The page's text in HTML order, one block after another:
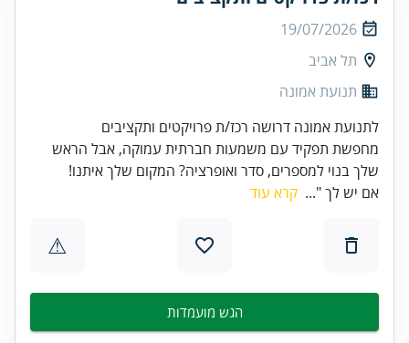
19/07/2026
תל אביב
תנועת אמונה
לתנועת אמונה דרושה רכז/ת פרויקטים ותקציבים
מחפשת תפקיד עם משמעות חברתית עמוקה, אבל הראש
שלך בנוי למספרים, סדר ואופרציה? המקום שלך איתנו!
אם יש לך "... קרא עוד
⚠
הגש מועמדות